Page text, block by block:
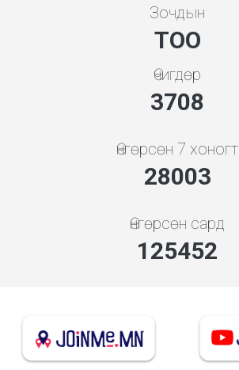
Зочдын
ТОО
Өчигдөр
3994
Өнгөрсөн 7 хоногт
30157
Өнгөрсөн сард
135102